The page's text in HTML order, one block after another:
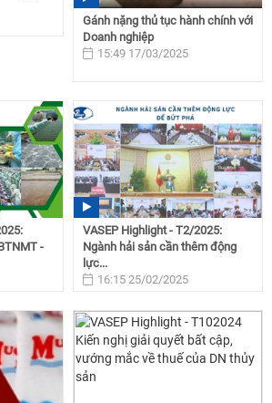
Gánh nặng thủ tục hành chính với
Doanh nghiệp
15:49 17/03/2025
-
VASEP Highlight - T2/2025:
Ngành hải sản cần thêm động
lực...
16:15 25/02/2025